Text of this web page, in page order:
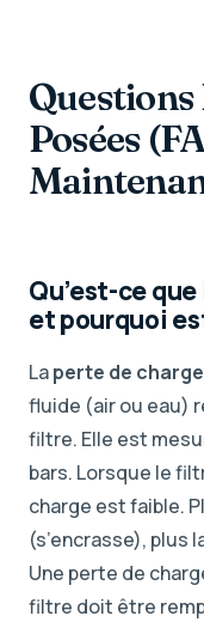
Posées
Qu’est-ce
et pourquoi
Laperte de charge
fluide (air ou eau)
filtre. Elle est
bars. Lorsque le
charge est faible.
(s’encrasse), plus
Une perte de
filtre doit être